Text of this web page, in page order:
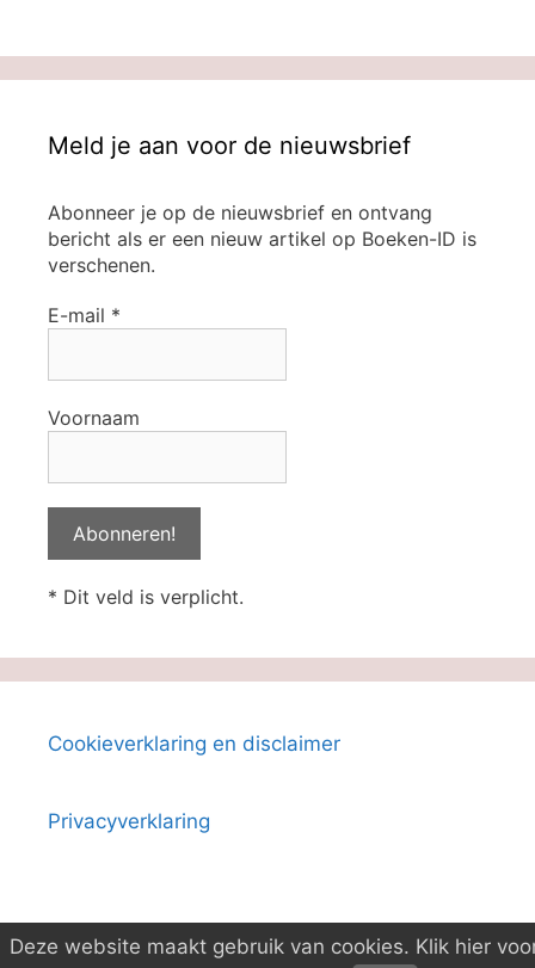
Meld je aan voor de nieuwsbrief
Abonneer je op de nieuwsbrief en ontvang
bericht als er een nieuw artikel op Boeken-ID is
verschenen.
E-mail *
Voornaam
* Dit veld is verplicht.
Cookieverklaring en disclaimer
Privacyverklaring
Deze website maakt gebruik van cookies. Klik hier